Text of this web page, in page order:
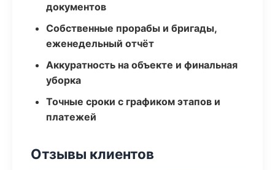
документов
Собственные прорабы и бригады,
еженедельный отчёт
Аккуратность на объекте и финальная
уборка
Точные сроки с графиком этапов и
платежей
Отзывы клиентов